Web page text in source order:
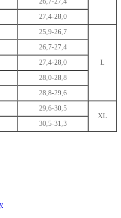
27,4-28,0
25,9-26,7
L
26,7-27,4
27,4-28,0
28,0-28,8
28,8-29,6
29,6-30,5
XL
30,5-31,3